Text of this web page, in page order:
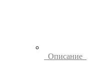
Описание